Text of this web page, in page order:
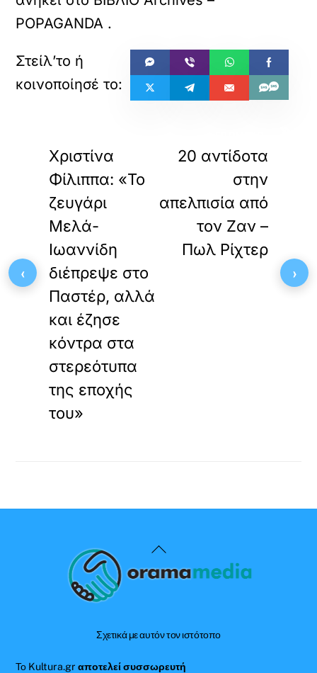
POPAGANDA .
Χριστίνα
Φίλιππα: «Το
ζευγάρι
Μελά-
Ιωαννίδη
διέπρεψε στο
Παστέρ, αλλά
και έζησε
κόντρα στα
στερεότυπα
της εποχής
του»
20 αντίδοτα
στην
απελπισία από
τον Ζαν –
Πωλ Ρίχτερ
Back
To
Σχετικά με αυτόν τον ιστότοπο
Το Kultura.grαποτελεί συσσωρευτή
‹ ›